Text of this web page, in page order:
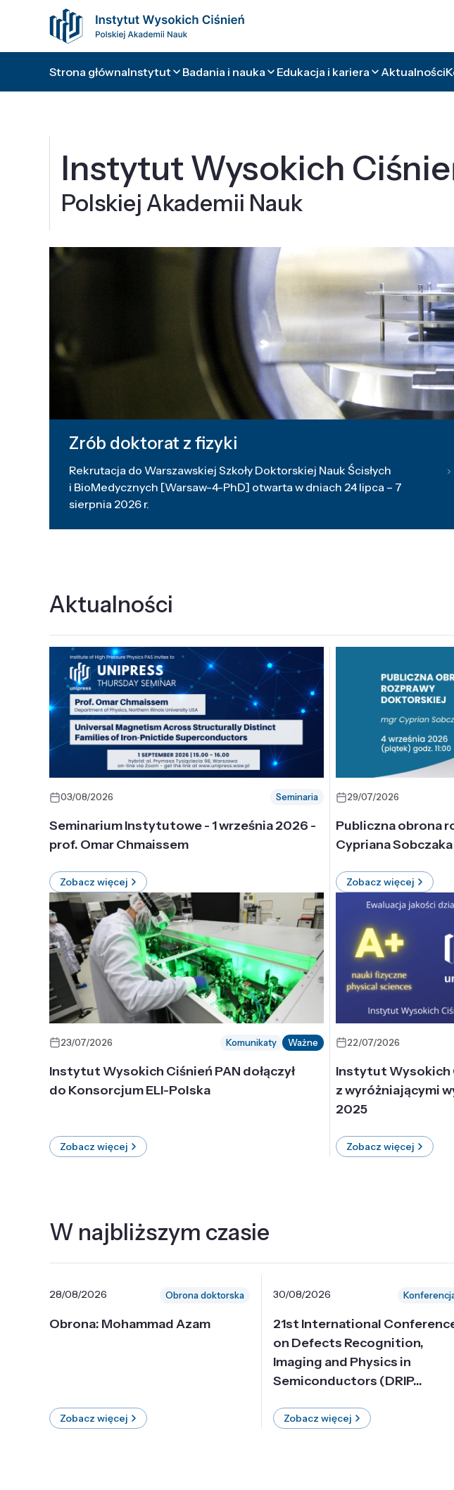
Strona głównaInstytut Badania i nauka Edukacja i kariera Aktualności
Instytut Wysokich
Polskiej Akademii Nauk
Zrób doktorat z fizyki
Rekrutacja do Warszawskiej Szkoły Doktorskiej Nauk Ścisłych
i BioMedycznych [Warsaw-4-PhD] otwarta w dniach 24 lipca – 7
sierpnia 2026 r.
Aktualności
03/08/2026 Seminaria
Seminarium Instytutowe - 1 września 2026 -
prof. Omar Chmaissem
Zobacz więcej
29/07/2026
Publiczna obrona
Cypriana Sobczaka
Zobacz więcej
23/07/2026 Komunikaty Ważne
Instytut Wysokich Ciśnień PAN dołączył
do Konsorcjum ELI-Polska
Zobacz więcej
22/07/2026
Instytut Wysokich
z wyróżniającymi
2025
Zobacz więcej
W najbliższym czasie
28/08/2026 Obrona doktorska
Obrona: Mohammad Azam
Zobacz więcej
30/08/2026
21st International
on Defects Recognition,
Imaging and Physics in
Semiconductors (DRIP...
Zobacz więcej